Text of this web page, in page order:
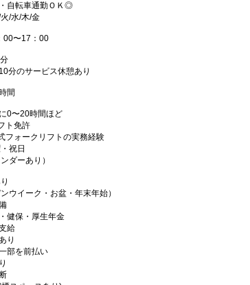
自転車通勤ＯＫ◎
/水/木/金
00〜17：00
分のサービス休憩あり
間
0〜20時間ほど
ト免許
フォークリフトの実務経験
祝日
ダーあり）
ウイーク・お盆・年末年始）
健保・厚生年金
給
り
部を前払い